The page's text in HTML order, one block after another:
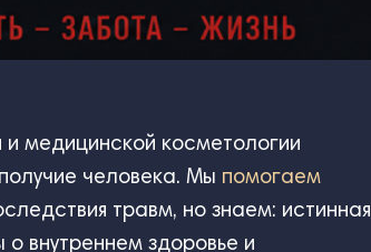
и медицинской косметологии
человека. Мы помогаем
травм, но знаем: истинная
внутреннем здоровье и